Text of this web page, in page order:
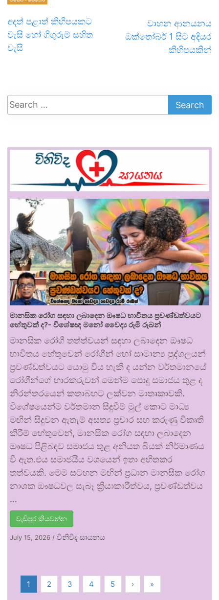
අදත් පළාත් කිහිපයකට
වැසි හෝ ගිගුරුම් සහිත
වැසි
වාහන ආනයනය
ඔක්තෝබර් 1 සිට අදියර
කිහිපයකින්
මානසික රෝග සඳහා ලබාදෙන ඖෂධ භාවිතය ප්‍රචණ්ඩත්වයට
හේතුවක් ද?- විශේෂඥ මනෝ වෛද්‍ය රූමි රූබන්
මානසික රෝගී තත්ත්වයන් සඳහා ලබාදෙන ඖෂධ
භාවිතය හේතුවෙන් රෝගීන් හෝ සාමාන්‍ය පුද්ගලයන්
ප්‍රචණ්ඩත්වයට යොමු විය හැකි ද යන්න වර්තමානයේ
රෝගීන්ගේ භාරකරුවන් මෙන්ම පොදු සමාජය තුළ ද
නිරන්තරයෙන් කතාබහට ලක්වන මාතෘකාවකි.
විශේෂයෙන්ම වර්තමාන සිදුවීම් මුල් කොට මාධ්‍ය
මඟින් සිදුවන ඇතැම් අසත්‍ය ප්‍රචාර සහ කරුණු විකෘති
කිරීම් හේතුවෙන්, මානසික රෝග සඳහා ලබාදෙන
ඖෂධ පිළිබඳව සමාජය තුළ අනියත බියක් නිර්මාණය
වී ඇත.එය සමාජයීය වශයෙන් ඉතා අහිතකර
තත්වයකි. මෙම සටහන මඟින් ප්‍රධාන මානසික රෝග
නාශක ඖෂධවල සැබෑ ක්‍රියාකාරීත්වය, ප්‍රචණ්ඩත්වය
…
වැඩිපුර කියවන්න
July 15, 2026 / විනිවිද සායනය
1 2 3 4 5 › »